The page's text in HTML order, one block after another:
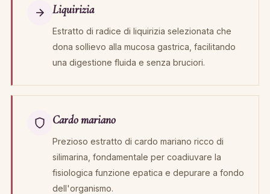
Liquirizia
Estratto di radice di liquirizia selezionata che
dona sollievo alla mucosa gastrica, facilitando
una digestione fluida e senza bruciori.
Cardo mariano
Prezioso estratto di cardo mariano ricco di
silimarina, fondamentale per coadiuvare la
fisiologica funzione epatica e depurare a fondo
dell'organismo.